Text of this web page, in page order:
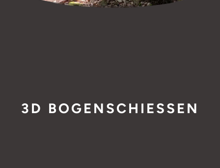
3D BOGENSCHIESSEN